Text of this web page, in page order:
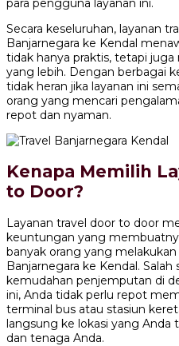
para pengguna layanan ini.
Secara keseluruhan, layanan
Banjarnegara ke Kendal
tidak hanya praktis, tetapi
yang lebih. Dengan berbagai
tidak heran jika layanan ini
orang yang mencari
repot dan nyaman.
Kenapa Memilih
to Door?
Layanan travel door to door
keuntungan yang
banyak orang yang melakukan
Banjarnegara ke Kendal.
kemudahan penjemputan di
ini, Anda tidak perlu repot
terminal bus atau stasiun
langsung ke lokasi yang
dan tenaga Anda.